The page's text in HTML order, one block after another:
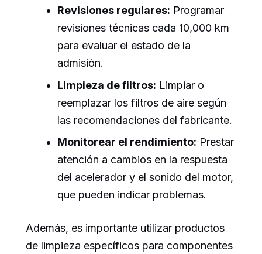
Revisiones regulares: Programar
revisiones técnicas cada 10,000 km
para evaluar el estado de la
admisión.
Limpieza de filtros: Limpiar o
reemplazar los filtros de aire según
las recomendaciones del fabricante.
Monitorear el rendimiento: Prestar
atención a cambios en la respuesta
del acelerador y el sonido del motor,
que pueden indicar problemas.
Además, es importante utilizar productos
de limpieza específicos para componentes